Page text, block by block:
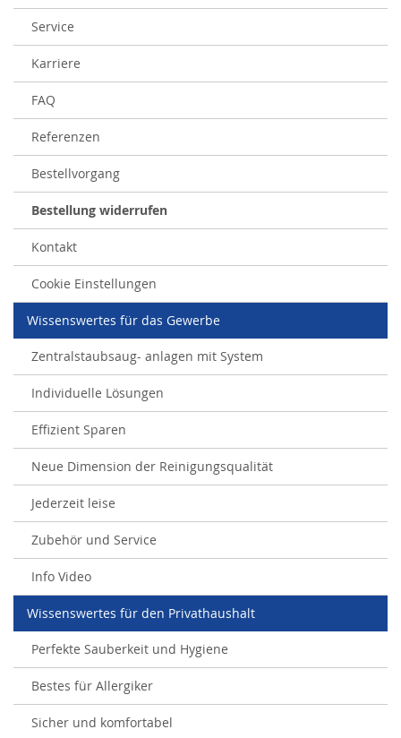
Service
Karriere
FAQ
Referenzen
Bestellvorgang
Bestellung widerrufen
Kontakt
Cookie Einstellungen
Wissenswertes für das Gewerbe
Zentralstaubsaug- anlagen mit System
Individuelle Lösungen
Effizient Sparen
Neue Dimension der Reinigungsqualität
Jederzeit leise
Zubehör und Service
Info Video
Wissenswertes für den Privathaushalt
Perfekte Sauberkeit und Hygiene
Bestes für Allergiker
Sicher und komfortabel